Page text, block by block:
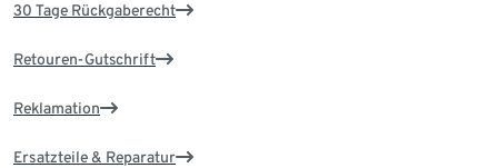
30 Tage Rückgaberecht
Retouren-Gutschrift
Reklamation
Ersatzteile & Reparatur